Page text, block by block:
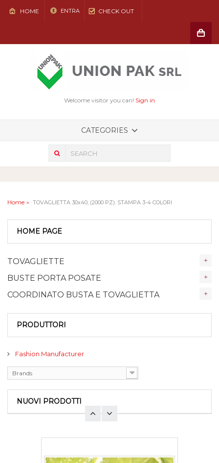
HOME ENTRA CHECK OUT
Welcome visitor you can! Sign in
CATEGORIES
Home TOVAGLIETTA 30x40, (2000 PZ). STAMPA 3-4 COLORI
HOME PAGE
TOVAGLIETTE
BUSTE PORTA POSATE
COORDINATO BUSTA E TOVAGLIETTA
PRODUTTORI
Fashion Manufacturer
Brands
NUOVI PRODOTTI